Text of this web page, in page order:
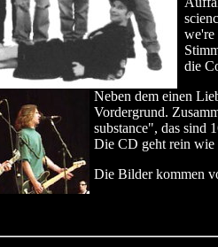
we're
die
Neben dem einen
Vordergrund.
substance", das sind
Die CD geht rein wie
Die Bilder kommen